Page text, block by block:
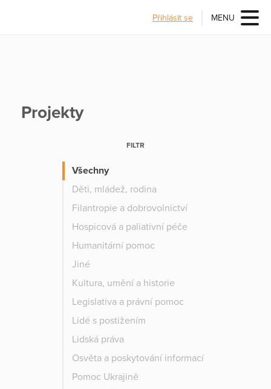
Přihlásit se MENU
Projekty
FILTR
Všechny
Děti, mládež, rodina
Filantropie a dobrovolnictví
Hospicová a paliativní péče
Humanitární pomoc
Jiné
Kultura, umění a historie
Legislativa a právní pomoc
Lidé s postižením
Lidská práva
Osvěta a poskytování informací
Pomoc Ukrajině